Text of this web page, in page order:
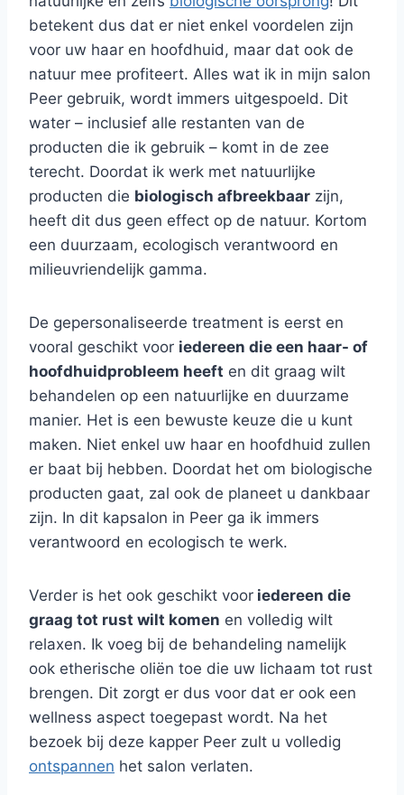
betekent dus dat er niet enkel voordelen zijn
voor uw haar en hoofdhuid, maar dat ook de
natuur mee profiteert. Alles wat ik in mijn salon
Peer gebruik, wordt immers uitgespoeld. Dit
water – inclusief alle restanten van de
producten die ik gebruik – komt in de zee
terecht. Doordat ik werk met natuurlijke
producten die biologisch afbreekbaar zijn,
heeft dit dus geen effect op de natuur. Kortom
een duurzaam, ecologisch verantwoord en
milieuvriendelijk gamma.
De gepersonaliseerde treatment is eerst en
vooral geschikt voor iedereen die een haar- of
hoofdhuidprobleem heeft en dit graag wilt
behandelen op een natuurlijke en duurzame
manier. Het is een bewuste keuze die u kunt
maken. Niet enkel uw haar en hoofdhuid zullen
er baat bij hebben. Doordat het om biologische
producten gaat, zal ook de planeet u dankbaar
zijn. In dit kapsalon in Peer ga ik immers
verantwoord en ecologisch te werk.
Verder is het ook geschikt voor iedereen die
graag tot rust wilt komen en volledig wilt
relaxen. Ik voeg bij de behandeling namelijk
ook etherische oliën toe die uw lichaam tot rust
brengen. Dit zorgt er dus voor dat er ook een
wellness aspect toegepast wordt. Na het
bezoek bij deze kapper Peer zult u volledig
ontspannen het salon verlaten.